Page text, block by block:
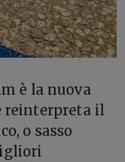
è la nuova
reinterpreta il
o sasso